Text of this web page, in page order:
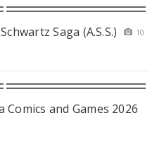
Saga (A.S.S.)
10
and Games 2026